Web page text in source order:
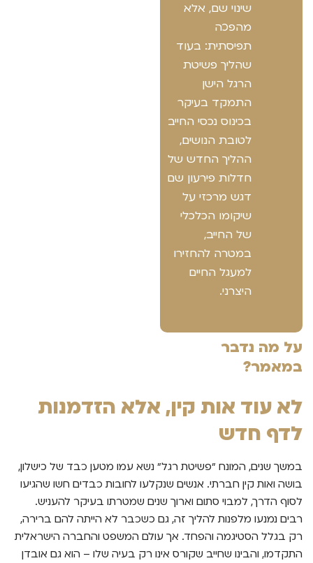
שינוי שם, אלא
מהפכה
תפיסתית: בעוד
שהליך פשיטת
הרגל הישן
התמקד בעיקר
בכינוס נכסי החייב
לטובת הנושים,
ההליך החדש של
חדלות פירעון שם
דגש מרכזי על
שיקומו הכלכלי
של החייב,
במטרה להחזירו
למעגל החיים
היצרני.
על מה נדבר
במאמר?
לא עוד אות קין, אלא הזדמנות
לדף חדש
במשך שנים, המונח "פשיטת רגל" נשא עמו מטען כבד של כישלון,
בושה ואות קין חברתי. אנשים שנקלעו לחובות כבדים חשו שהגיעו
לסוף הדרך, למבוי סתום וארוך שנים שמטרתו בעיקר להעניש.
רבים נמנעו מלפנות להליך זה, גם כשכבר לא הייתה להם ברירה,
רק בגלל הסטיגמה והפחד. אך עולם המשפט והחברה הישראלית
התקדמו, והבינו שחייב שקורס אינו רק בעיה שלו – הוא גם אובדן